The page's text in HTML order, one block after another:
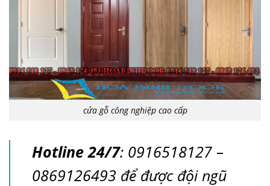
cửa gỗ công nghiệp cao cấp
Hotline 24/7: 0916518127 –
0869126493 để được đội ngũ